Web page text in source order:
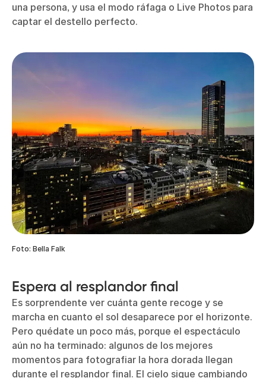
una persona, y usa el modo ráfaga o Live Photos para
captar el destello perfecto.
Foto: Bella Falk
Espera al resplandor final
Es sorprendente ver cuánta gente recoge y se
marcha en cuanto el sol desaparece por el horizonte.
Pero quédate un poco más, porque el espectáculo
aún no ha terminado: algunos de los mejores
momentos para fotografiar la hora dorada llegan
durante el resplandor final. El cielo sigue cambiando